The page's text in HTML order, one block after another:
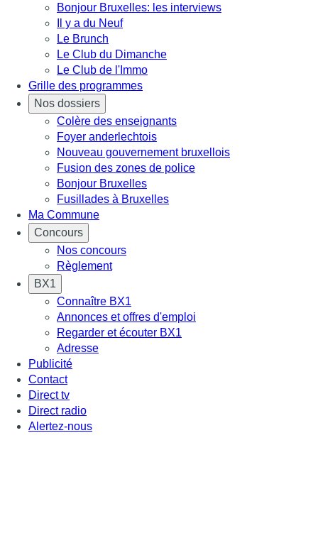
Bonjour Bruxelles: les interviews
Il y a du Neuf
Le Brunch
Le Club du Dimanche
Le Club de l'Immo
Grille des programmes
Nos dossiers
Colère des enseignants
Foyer anderlechtois
Nouveau gouvernement bruxellois
Fusion des zones de police
Bonjour Bruxelles
Fusillades à Bruxelles
Ma Commune
Concours
Nos concours
Règlement
BX1
Connaître BX1
Annonces et offres d'emploi
Regarder et écouter BX1
Adresse
Publicité
Contact
Direct tv
Direct radio
Alertez-nous